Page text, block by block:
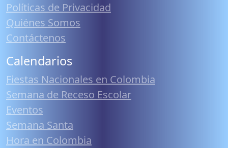
Políticas de Privacidad
Quiénes Somos
Contáctenos
Calendarios
Fiestas Nacionales en Colombia
Semana de Receso Escolar
Eventos
Semana Santa
Hora en Colombia